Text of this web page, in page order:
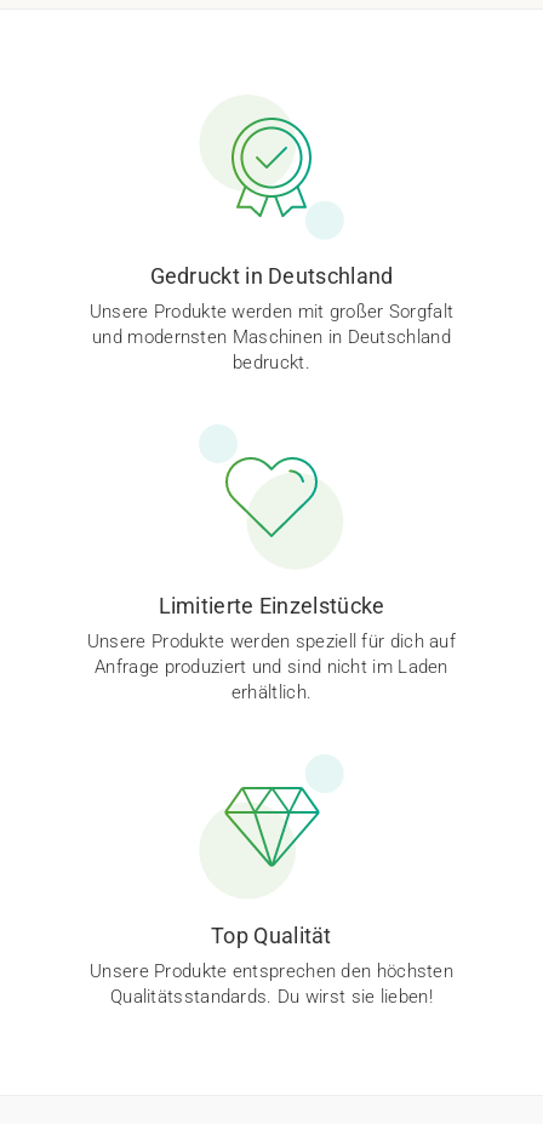
Gedruckt in Deutschland
Unsere Produkte werden mit großer Sorgfalt
und modernsten Maschinen in Deutschland
bedruckt.
Limitierte Einzelstücke
Unsere Produkte werden speziell für dich auf
Anfrage produziert und sind nicht im Laden
erhältlich.
Top Qualität
Unsere Produkte entsprechen den höchsten
Qualitätsstandards. Du wirst sie lieben!